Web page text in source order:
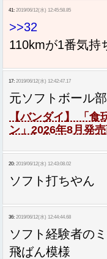
41: 2019/06/12(水) 12:45:58.85
>>32
110kmが1番気持
17: 2019/06/12(水) 12:42:47.17
元ソフトボール
【バンダイ】 「
ン」2026年8月発
20: 2019/06/12(水) 12:43:08.02
ソフト打ちやん
36: 2019/06/12(水) 12:44:44.68
ソフト経験者の
飛ばん模様